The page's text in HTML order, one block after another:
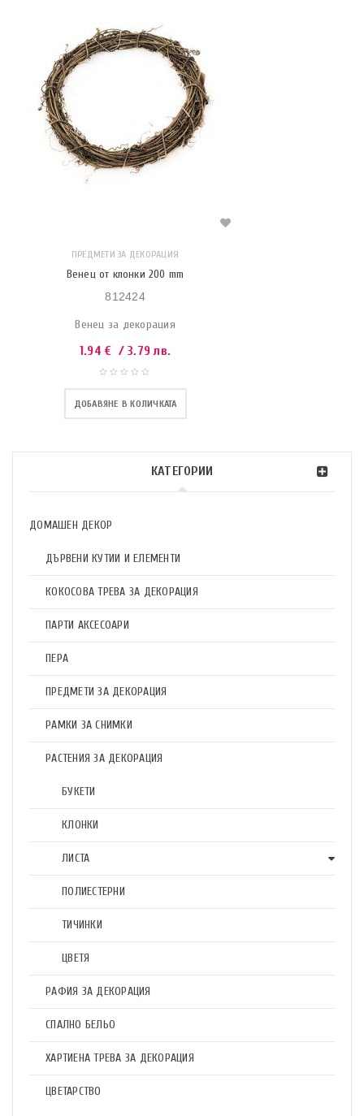
КАТЕГОРИИ
ДОМАШЕН ДЕКОР
ДЪРВЕНИ КУТИИ И ЕЛЕМЕНТИ
КОКОСОВА ТРЕВА ЗА ДЕКОРАЦИЯ
ПАРТИ АКСЕСОАРИ
ПЕРА
ПРЕДМЕТИ ЗА ДЕКОРАЦИЯ
РАМКИ ЗА СНИМКИ
РАСТЕНИЯ ЗА ДЕКОРАЦИЯ
БУКЕТИ
КЛОНКИ
ЛИСТА
ПОЛИЕСТЕРНИ
ТИЧИНКИ
ЦВЕТЯ
РАФИЯ ЗА ДЕКОРАЦИЯ
СПАЛНО БЕЛЬО
ХАРТИЕНА ТРЕВА ЗА ДЕКОРАЦИЯ
ЦВЕТАРСТВО
ПРЕДМЕТИ ЗА ДЕКОРАЦИЯ
Венец от клонки 200 mm
812424
Венец за декорация
1.94€ / 3.79 лв.
ДОБАВЯНЕ В КОЛИЧКАТА